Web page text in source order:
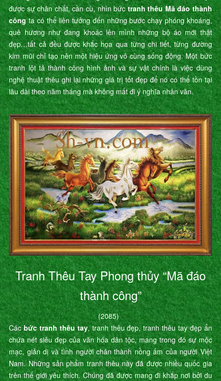
được sự chân chất, cần cù, nhìn bứctranh thêu Mã đáo thành
côngta có thể liên tưởng đến những bước chạy phóng khoáng,
quê hương như đang khoác lên mình những bộ áo mới thật
đẹp…tất cả đều được khắc họa qua từng chi tiết, từng đường
kim mũi chỉ tạo nên một hiệu ứng vô cùng sống động. Một bức
tranh lột tả thành công hình ảnh và sự vật chính là việc dùng
nghệ thuật thêu ghi lại những giá trị tốt đẹp để nó có thể tồn tại
lâu dài theo năm tháng mà không mất đi ý nghĩa nhân văn.
Tranh Thêu Tay Phong thủy “Mã đáo
thành công”
(2085)
Cácbức tranh thêu tay, tranh thêu đẹp, tranh thêu tay đẹp ẩn
chứa nét siêu đẹp của văn hóa dân tộc, mang trong đó sự mộc
mạc, giản dị và tình người chân thành nồng ấm của người Việt
Nam. Những sản phẩm tranh thêu này đã được nhiều quốc gia
trên thế giới yêu thích. Chúng đã được mang đi khắp nơi bởi du